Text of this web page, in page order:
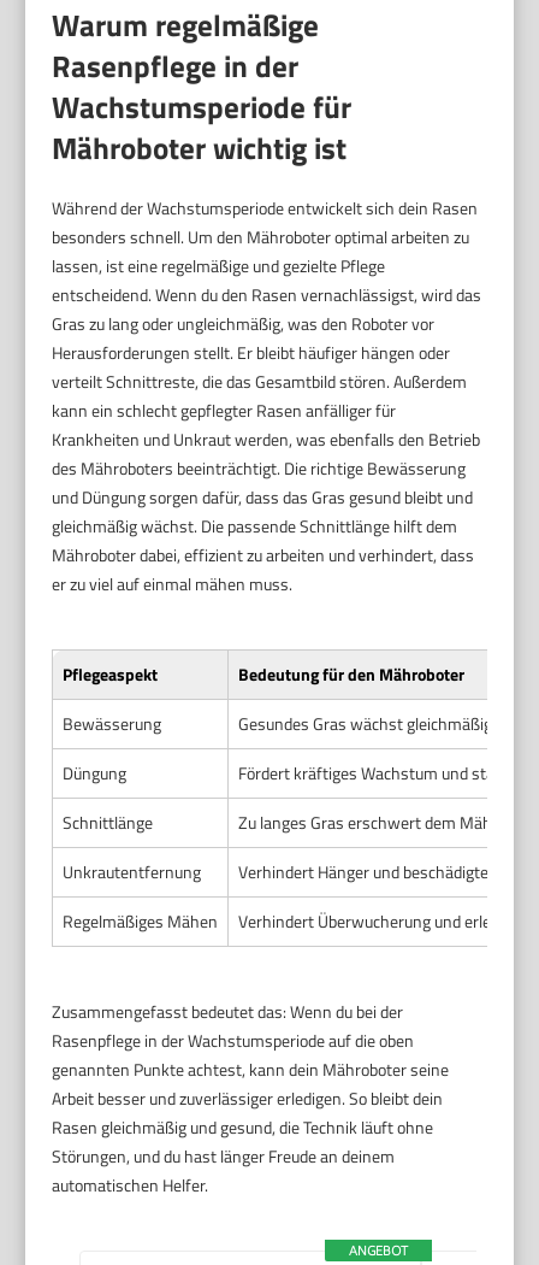
Warum regelmäßige
Rasenpflege in der
Wachstumsperiode für
Mähroboter wichtig ist
Während der Wachstumsperiode entwickelt sich dein Rasen
besonders schnell. Um den Mähroboter optimal arbeiten zu
lassen, ist eine regelmäßige und gezielte Pflege
entscheidend. Wenn du den Rasen vernachlässigst, wird das
Gras zu lang oder ungleichmäßig, was den Roboter vor
Herausforderungen stellt. Er bleibt häufiger hängen oder
verteilt Schnittreste, die das Gesamtbild stören. Außerdem
kann ein schlecht gepflegter Rasen anfälliger für
Krankheiten und Unkraut werden, was ebenfalls den Betrieb
des Mähroboters beeinträchtigt. Die richtige Bewässerung
und Düngung sorgen dafür, dass das Gras gesund bleibt und
gleichmäßig wächst. Die passende Schnittlänge hilft dem
Mähroboter dabei, effizient zu arbeiten und verhindert, dass
er zu viel auf einmal mähen muss.
Pflegeaspekt
Bedeutung für den Mähroboter
Bewässerung
Gesundes Gras wächst gleichmäßig,
Düngung
Fördert kräftiges Wachstum und stabile
Schnittlänge
Zu langes Gras erschwert dem
Unkrautentfernung
Verhindert Hänger und beschädigte
Regelmäßiges Mähen
Verhindert Überwucherung und
Zusammengefasst bedeutet das: Wenn du bei der
Rasenpflege in der Wachstumsperiode auf die oben
genannten Punkte achtest, kann dein Mähroboter seine
Arbeit besser und zuverlässiger erledigen. So bleibt dein
Rasen gleichmäßig und gesund, die Technik läuft ohne
Störungen, und du hast länger Freude an deinem
automatischen Helfer.
ANGEBOT